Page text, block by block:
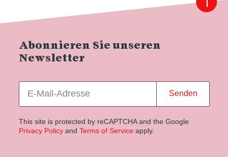
Abonnieren Sie unseren
Newsletter
Senden
This site is protected by reCAPTCHA and the Google
Privacy Policyand Terms of Service apply.